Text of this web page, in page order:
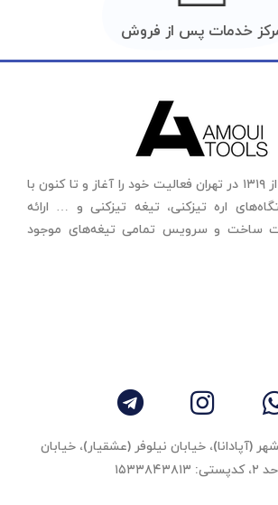
خدمات پس از فروش
شرکت ابزار عمویی از ۱۳۱۹ در تهران فعالیت خود را آغاز و تا کنون با
اره تیزکنی، تیغه تیزکنی و … ارائه
ساخت و سرویس تمامی تیغه‌های موجود
(آپادانا)، خیابان نیلوفر (عشقیار)، خیابان